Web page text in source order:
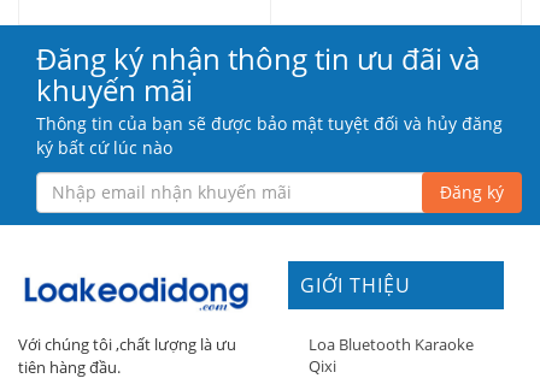
Đăng ký nhận thông tin ưu đãi và
khuyến mãi
Thông tin của bạn sẽ được bảo mật tuyệt đối và hủy đăng
ký bất cứ lúc nào
Đăng ký
Với chúng tôi ,chất lượng là ưu
tiên hàng đầu.
GIỚI THIỆU
Loa Bluetooth Karaoke
Qixi